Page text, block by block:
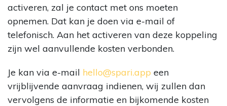
activeren, zal je contact met ons moeten
opnemen. Dat kan je doen via e-mail of
telefonisch. Aan het activeren van deze koppeling
zijn wel aanvullende kosten verbonden.
Je kan via e-mail hello@spari.app een
vrijblijvende aanvraag indienen, wij zullen dan
vervolgens de informatie en bijkomende kosten